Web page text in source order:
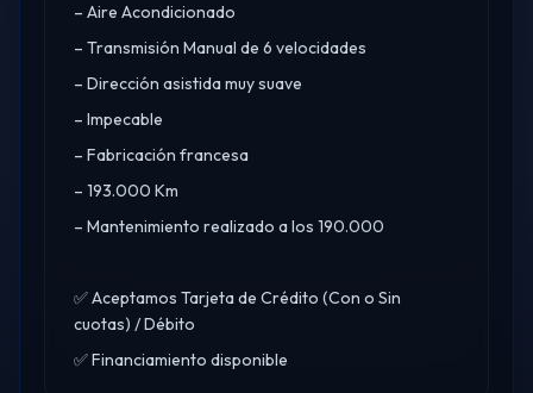
– Aire Acondicionado
– Transmisión Manual de 6 velocidades
– Dirección asistida muy suave
– Impecable
– Fabricación francesa
– 193.000 Km
– Mantenimiento realizado a los 190.000
✅ Aceptamos Tarjeta de Crédito (Con o Sin
cuotas) / Débito
✅ Financiamiento disponible